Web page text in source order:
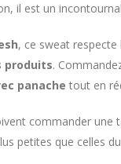
il est un
, ce sweat respecte
produits.
panache tout en
commander une
petites que celles